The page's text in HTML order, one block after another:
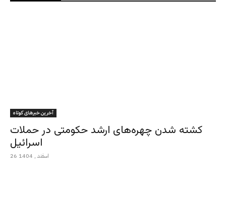
آخرین خبرهای کوتاه
کشته شدن چهره‌های ارشد حکومتی در حملات
اسرائیل
26 اسفند , 1404